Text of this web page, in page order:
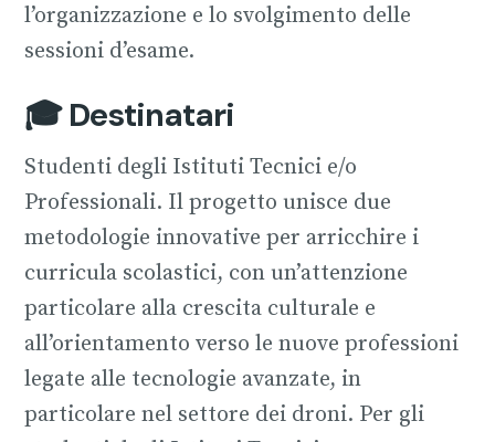
l’organizzazione e lo svolgimento delle
sessioni d’esame.
🎓 Destinatari
Studenti degli Istituti Tecnici e/o
Professionali. Il progetto unisce due
metodologie innovative per arricchire i
curricula scolastici, con un’attenzione
particolare alla crescita culturale e
all’orientamento verso le nuove professioni
legate alle tecnologie avanzate, in
particolare nel settore dei droni. Per gli